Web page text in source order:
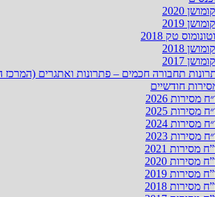
2020
2019
טק 2018
2018
2017
תחבורה חכמים – פתרונות ואתגרים (המרכז
חודשיים
מסירות 2026
מסירות 2025
מסירות 2024
מסירות 2023
מסירות 2021
מסירות 2020
מסירות 2019
מסירות 2018